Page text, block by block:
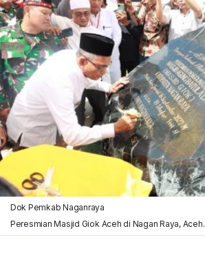
Dok Pemkab Naganraya
Peresmian Masjid Giok Aceh di Nagan Raya, Aceh.